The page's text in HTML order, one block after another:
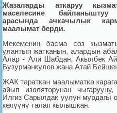
Жазаларды аткаруу
маселесине байланыштуу
арасында ачкачылык
маалымат берди.
Мекеменин басма сөз
улантып жатканын, алардын
Алар - Али Шабдан, Акылбек
Бузурманкулов жана Атай
ЖАК тараткан маалыматка
айып изоляторунан
Илгиз Сарылдак уулун мурдагы
келүүнү талап кылышкан.